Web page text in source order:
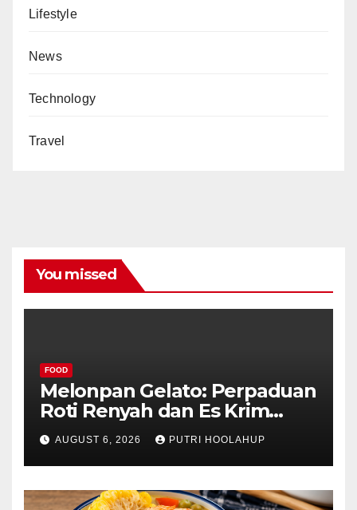
Lifestyle
News
Technology
Travel
You missed
FOOD
Melonpan Gelato: Perpaduan
Roti Renyah dan Es Krim
Lembut yang Menggoda
AUGUST 6, 2026 PUTRI HOOLAHUP